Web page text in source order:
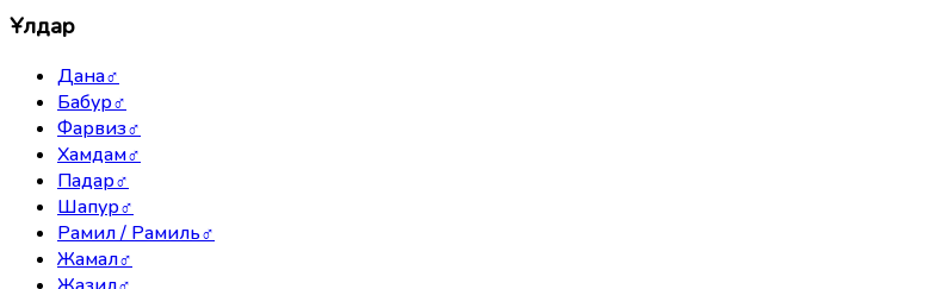
Ұлдар
Дана♂
Бабур♂
Фарвиз♂
Хамдам♂
Падар♂
Шапур♂
Рамил / Рамиль♂
Жамал♂